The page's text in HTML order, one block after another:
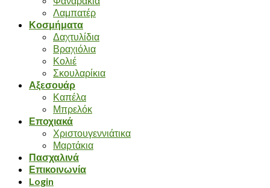
Λαμπατέρ
Κοσμήματα
Δαχτυλίδια
Βραχιόλια
Κολιέ
Σκουλαρίκια
Αξεσουάρ
Καπέλα
Μπρελόκ
Εποχιακά
Χριστουγεννιάτικα
Μαρτάκια
Πασχαλινά
Επικοινωνία
Login